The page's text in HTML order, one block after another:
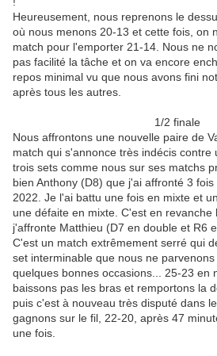
Heureusement, nous reprenons le
où nous menons 20-13 et cette fois, on
match pour l'emporter 21-14. Nous ne
pas facilité la tâche et on va encore
repos minimal vu que nous avons fini
après tous les autres.
1/2 finale
Nous affrontons une nouvelle paire de
match qui s'annonce très indécis contre
trois sets comme nous sur ses matchs
bien Anthony (D8) que j'ai affronté 3
2022. Je l'ai battu une fois en mixte et
une défaite en mixte. C'est en revanche
j'affronte Matthieu (D7 en double et R6
C'est un match extrêmement serré qui
set interminable que nous ne
quelques bonnes occasions... 25-23 en
baissons pas les bras et remportons la
puis c'est à nouveau très disputé dans
gagnons sur le fil, 22-20, après 47
une fois.